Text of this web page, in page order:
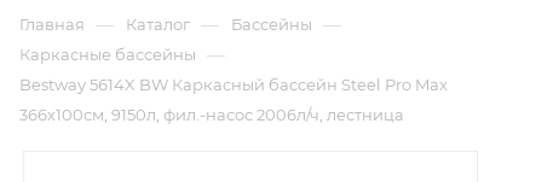
Главная — Каталог — Бассейны —
Каркасные бассейны —
Bestway 5614X BW Каркасный бассейн Steel Pro Max
366х100см, 9150л, фил.-насос 2006л/ч, лестница